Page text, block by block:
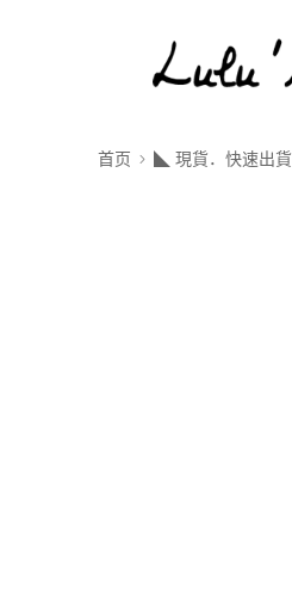
首页 ◣ 現貨．快速出貨